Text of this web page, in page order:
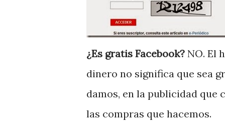
¿Es gratis Facebook? NO. El
dinero no significa que sea
damos, en la publicidad que
las compras que hacemos.